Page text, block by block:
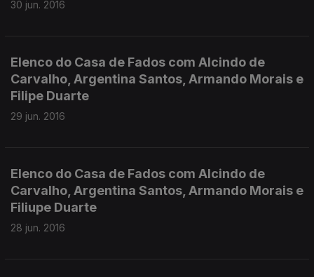
30 jun. 2016
Elenco do Casa de Fados com Alcindo de
Carvalho, Argentina Santos, Armando Morais e
Filipe Duarte
29 jun. 2016
Elenco do Casa de Fados com Alcindo de
Carvalho, Argentina Santos, Armando Morais e
Filiupe Duarte
28 jun. 2016